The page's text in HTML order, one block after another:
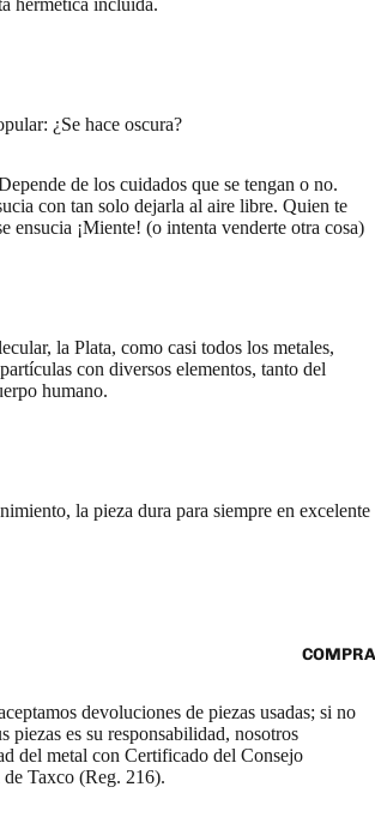
hermética incluida.
¿Se hace oscura?
de los cuidados que se tengan o no.
con tan solo dejarla al aire libre. Quien te
ensucia ¡Miente! (o intenta venderte otra cosa)
la Plata, como casi todos los metales,
con diversos elementos, tanto del
humano.
la pieza dura para siempre en excelente
devoluciones de piezas usadas; si no
piezas es su responsabilidad, nosotros
del metal con Certificado del Consejo
Taxco (Reg. 216).